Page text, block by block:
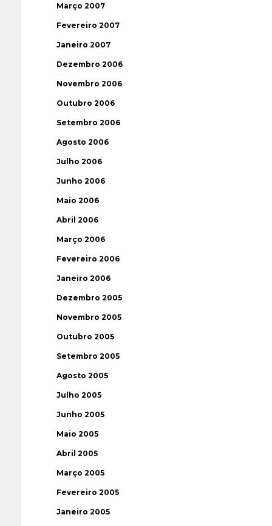
Março 2007
Fevereiro 2007
Janeiro 2007
Dezembro 2006
Novembro 2006
Outubro 2006
Setembro 2006
Agosto 2006
Julho 2006
Junho 2006
Maio 2006
Abril 2006
Março 2006
Fevereiro 2006
Janeiro 2006
Dezembro 2005
Novembro 2005
Outubro 2005
Setembro 2005
Agosto 2005
Julho 2005
Junho 2005
Maio 2005
Abril 2005
Março 2005
Fevereiro 2005
Janeiro 2005